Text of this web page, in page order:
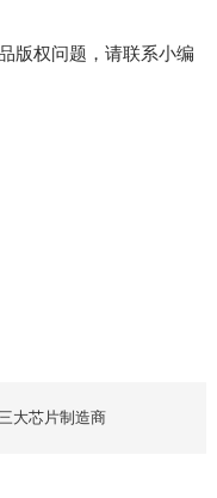
版权问题，请联系小编
大芯片制造商